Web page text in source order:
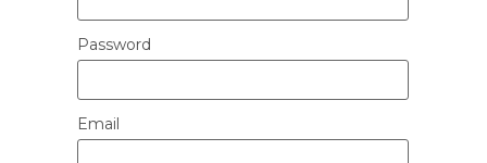
Password
Email